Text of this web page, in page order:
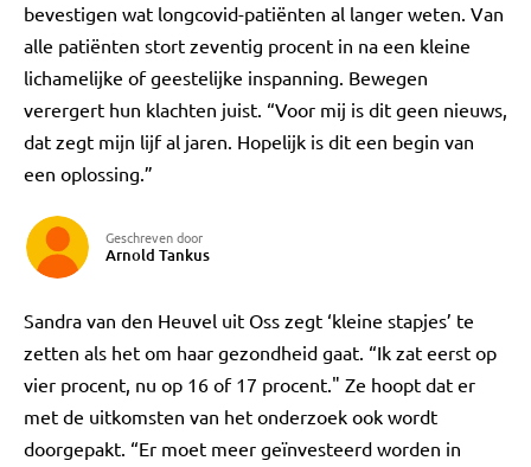
bevestigen wat longcovid-patiënten al langer weten. Van
alle patiënten stort zeventig procent in na een kleine
lichamelijke of geestelijke inspanning. Bewegen
verergert hun klachten juist. “Voor mij is dit geen nieuws,
dat zegt mijn lijf al jaren. Hopelijk is dit een begin van
een oplossing.”
Geschreven door
Arnold Tankus
Sandra van den Heuvel uit Oss zegt ‘kleine stapjes’ te
zetten als het om haar gezondheid gaat. “Ik zat eerst op
vier procent, nu op 16 of 17 procent." Ze hoopt dat er
met de uitkomsten van het onderzoek ook wordt
doorgepakt. “Er moet meer geïnvesteerd worden in